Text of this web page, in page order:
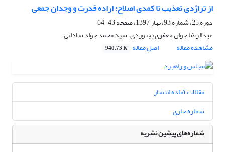
از تراژدی تعذیب تا کمدی اصلاح؛ اراده قدرت و وجدان جمعی
دوره 25، شماره 93، بهار 1397، صفحه
43-64
عبدالرضا جوان جعفری بجنوردی، سید محمد جواد ساداتی
مشاهده مقاله
اصل مقاله 940.73 K
مقالات آماده انتشار
شماره جاری
شماره‌های پیشین نشریه